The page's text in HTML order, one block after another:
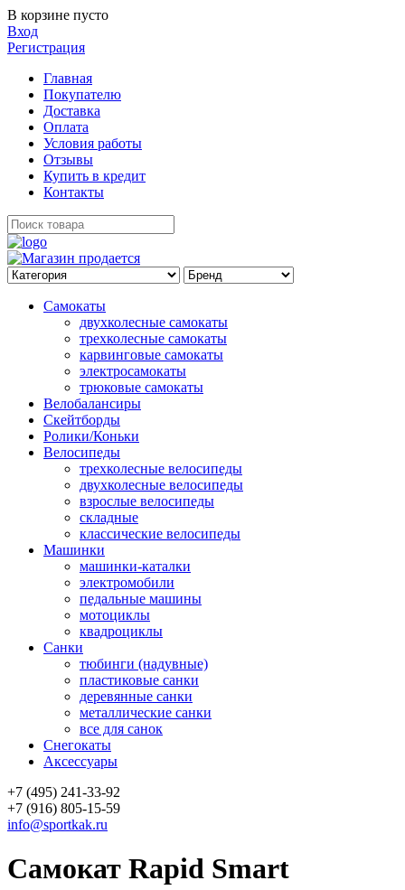
В корзине пусто
Вход
Регистрация
Главная
Покупателю
Доставка
Оплата
Условия работы
Отзывы
Купить в кредит
Контакты
Самокаты
двухколесные самокаты
трехколесные самокаты
карвинговые самокаты
электросамокаты
трюковые самокаты
Велобалансиры
Скейтборды
Ролики/Коньки
Велосипеды
трехколесные велосипеды
двухколесные велосипеды
взрослые велосипеды
складные
классические велосипеды
Машинки
машинки-каталки
электромобили
педальные машины
мотоциклы
квадроциклы
Санки
тюбинги (надувные)
пластиковые санки
деревянные санки
металлические санки
все для санок
Снегокаты
Аксессуары
+7 (495) 241-33-92
+7 (916) 805-15-59
info@sportkak.ru
Самокат Rapid Smart